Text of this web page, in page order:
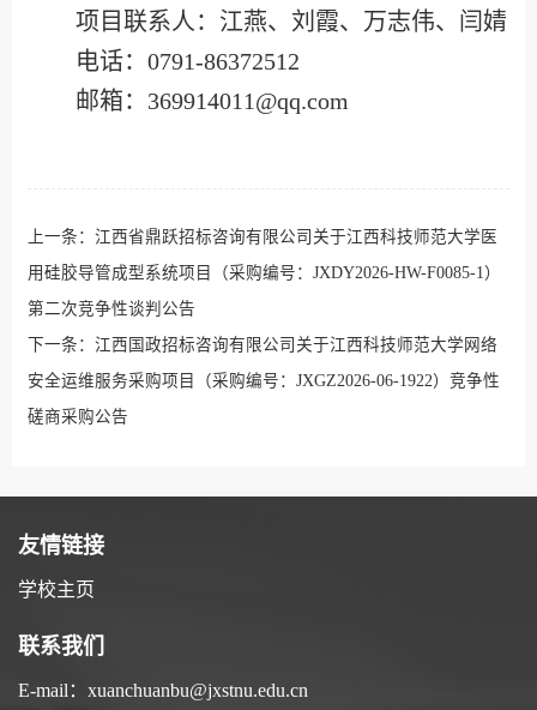
项目联系人：江燕、刘霞、万志伟、闫婧
电话：0791-86372512
邮箱：369914011@qq.com
上一条： 江西省鼎跃招标咨询有限公司关于江西科技师范大学医
用硅胶导管成型系统项目（采购编号：JXDY2026-HW-F0085-1）
第二次竞争性谈判公告
下一条： 江西国政招标咨询有限公司关于江西科技师范大学网络
安全运维服务采购项目（采购编号：JXGZ2026-06-1922）竞争性
磋商采购公告
友情链接
学校主页
联系我们
E-mail：xuanchuanbu@jxstnu.edu.cn